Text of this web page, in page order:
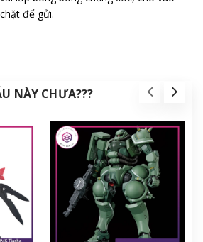
để gửi.
NÀY CHƯA???